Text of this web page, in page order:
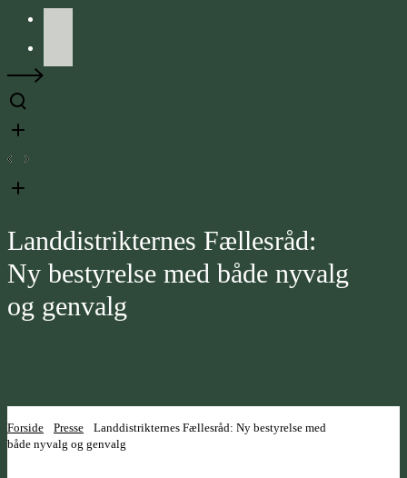
Landdistrikternes Fællesråd:
Ny bestyrelse med både nyvalg
og genvalg
Forside Presse
Landdistrikternes Fællesråd: Ny bestyrelse med
både nyvalg og genvalg